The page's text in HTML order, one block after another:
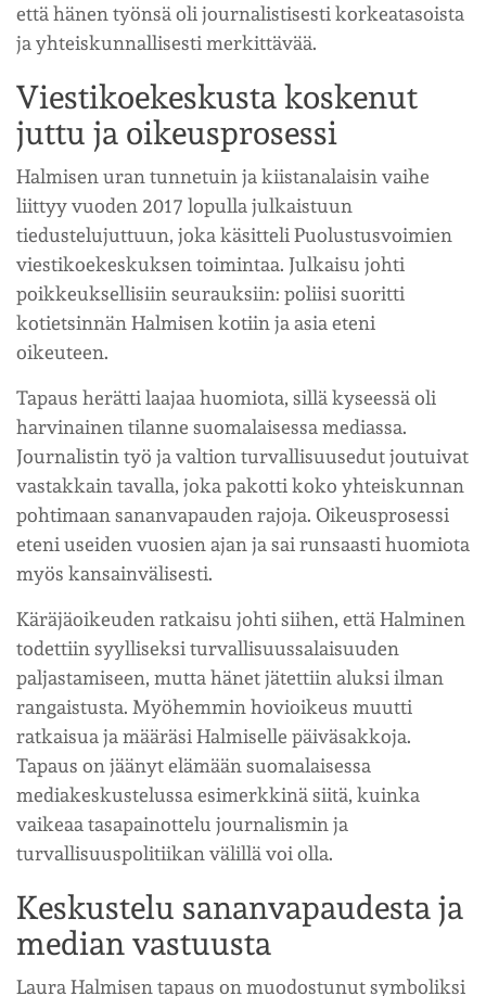
että hänen työnsä oli journalistisesti korkeatasoista
ja yhteiskunnallisesti merkittävää.
Viestikoekeskusta koskenut
juttu ja oikeusprosessi
Halmisen uran tunnetuin ja kiistanalaisin vaihe
liittyy vuoden 2017 lopulla julkaistuun
tiedustelujuttuun, joka käsitteli Puolustusvoimien
viestikoekeskuksen toimintaa. Julkaisu johti
poikkeuksellisiin seurauksiin: poliisi suoritti
kotietsinnän Halmisen kotiin ja asia eteni
oikeuteen.
Tapaus herätti laajaa huomiota, sillä kyseessä oli
harvinainen tilanne suomalaisessa mediassa.
Journalistin työ ja valtion turvallisuusedut joutuivat
vastakkain tavalla, joka pakotti koko yhteiskunnan
pohtimaan sananvapauden rajoja. Oikeusprosessi
eteni useiden vuosien ajan ja sai runsaasti huomiota
myös kansainvälisesti.
Käräjäoikeuden ratkaisu johti siihen, että Halminen
todettiin syylliseksi turvallisuussalaisuuden
paljastamiseen, mutta hänet jätettiin aluksi ilman
rangaistusta. Myöhemmin hovioikeus muutti
ratkaisua ja määräsi Halmiselle päiväsakkoja.
Tapaus on jäänyt elämään suomalaisessa
mediakeskustelussa esimerkkinä siitä, kuinka
vaikeaa tasapainottelu journalismin ja
turvallisuuspolitiikan välillä voi olla.
Keskustelu sananvapaudesta ja
median vastuusta
Laura Halmisen tapaus on muodostunut symboliksi